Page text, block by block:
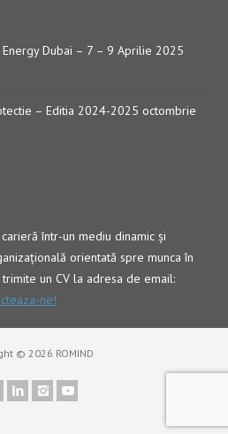
Dubai – 7 – 9 Aprilie 2025
– Editia 2024-2025 octombrie
într-un mediu dinamic şi
orientată spre munca în
un CV la adresa de email:
ne!
© 2026 ROMIND